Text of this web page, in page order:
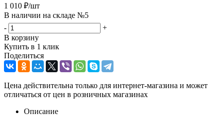
1 010 ₽/шт
В наличии на складе №5
-
+
В корзину
Купить в 1 клик
Поделиться
Цена действительна только для интернет-магазина и может
отличаться от цен в розничных магазинах
Описание